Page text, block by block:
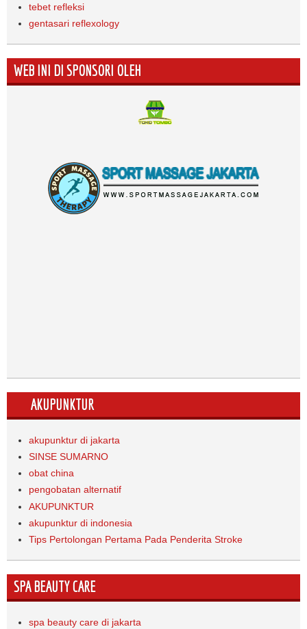
tebet refleksi
gentasari reflexology
WEB INI DI SPONSORI OLEH
AKUPUNKTUR
akupunktur di jakarta
SINSE SUMARNO
obat china
pengobatan alternatif
AKUPUNKTUR
akupunktur di indonesia
Tips Pertolongan Pertama Pada Penderita Stroke
SPA BEAUTY CARE
spa beauty care di jakarta